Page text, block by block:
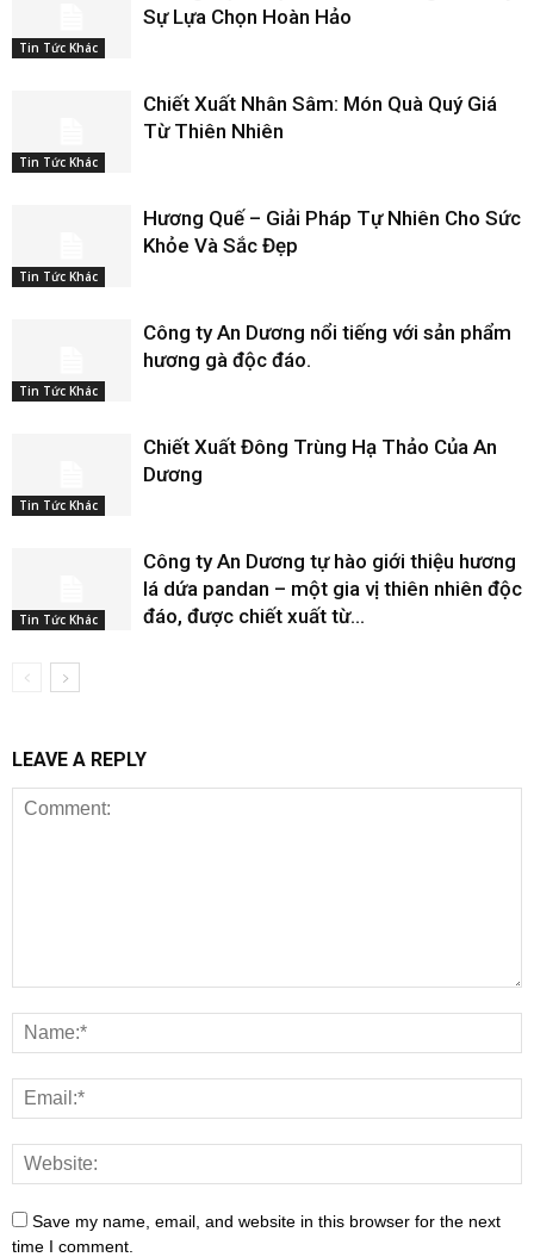
Tin Tức Khác
Sự Lựa Chọn Hoàn Hảo
Tin Tức Khác
Chiết Xuất Nhân Sâm: Món Quà Quý Giá
Từ Thiên Nhiên
Tin Tức Khác
Hương Quế – Giải Pháp Tự Nhiên Cho Sức
Khỏe Và Sắc Đẹp
Tin Tức Khác
Công ty An Dương nổi tiếng với sản phẩm
hương gà độc đáo.
Tin Tức Khác
Chiết Xuất Đông Trùng Hạ Thảo Của An
Dương
Tin Tức Khác
Công ty An Dương tự hào giới thiệu hương
lá dứa pandan – một gia vị thiên nhiên độc
đáo, được chiết xuất từ...
LEAVE A REPLY
Save my name, email, and website in this browser for the next
time I comment.